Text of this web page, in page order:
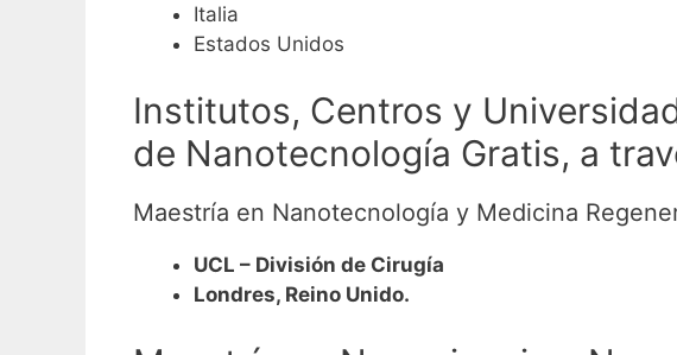
Italia
Estados Unidos
Institutos, Centros y
de Nanotecnología Gratis, a
Maestría en Nanotecnología y Medicina
UCL – División de Cirugía
Londres, Reino Unido.